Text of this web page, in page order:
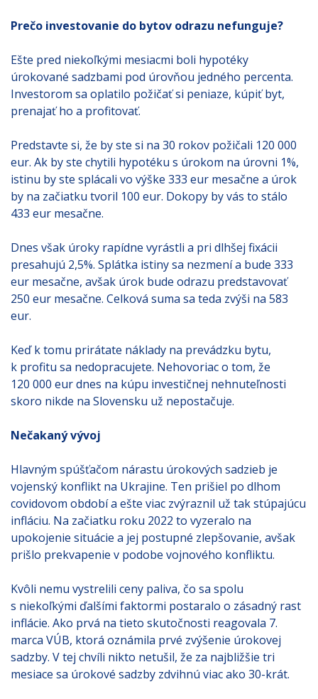
Prečo investovanie do bytov odrazu nefunguje?
Ešte pred niekoľkými mesiacmi boli hypotéky
úrokované sadzbami pod úrovňou jedného percenta.
Investorom sa oplatilo požičať si peniaze, kúpiť byt,
prenajať ho a profitovať.
Predstavte si, že by ste si na 30 rokov požičali 120 000
eur. Ak by ste chytili hypotéku s úrokom na úrovni 1%,
istinu by ste splácali vo výške 333 eur mesačne a úrok
by na začiatku tvoril 100 eur. Dokopy by vás to stálo
433 eur mesačne.
Dnes však úroky rapídne vyrástli a pri dlhšej fixácii
presahujú 2,5%. Splátka istiny sa nezmení a bude 333
eur mesačne, avšak úrok bude odrazu predstavovať
250 eur mesačne. Celková suma sa teda zvýši na 583
eur.
Keď k tomu prirátate náklady na prevádzku bytu,
k profitu sa nedopracujete. Nehovoriac o tom, že
120 000 eur dnes na kúpu investičnej nehnuteľnosti
skoro nikde na Slovensku už nepostačuje.
Nečakaný vývoj
Hlavným spúšťačom nárastu úrokových sadzieb je
vojenský konflikt na Ukrajine. Ten prišiel po dlhom
covidovom období a ešte viac zvýraznil už tak stúpajúcu
infláciu. Na začiatku roku 2022 to vyzeralo na
upokojenie situácie a jej postupné zlepšovanie, avšak
prišlo prekvapenie v podobe vojnového konfliktu.
Kvôli nemu vystrelili ceny paliva, čo sa spolu
s niekoľkými ďalšími faktormi postaralo o zásadný rast
inflácie. Ako prvá na tieto skutočnosti reagovala 7.
marca VÚB, ktorá oznámila prvé zvýšenie úrokovej
sadzby. V tej chvíli nikto netušil, že za najbližšie tri
mesiace sa úrokové sadzby zdvihnú viac ako 30-krát.